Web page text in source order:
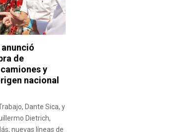
de
y
nacional
Dante Sica, y
Dietrich,
nuevas líneas de